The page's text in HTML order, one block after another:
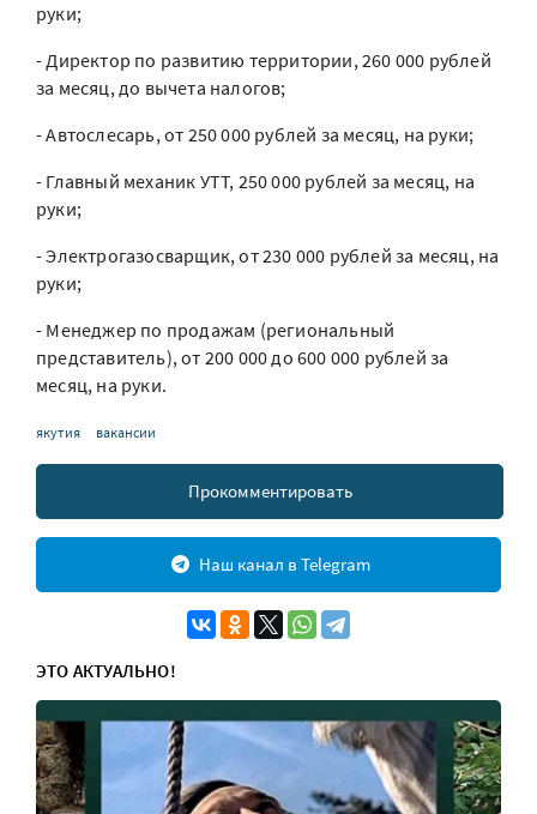
руки;
- Директор по развитию территории, 260 000 рублей
за месяц, до вычета налогов;
- Автослесарь, от 250 000 рублей за месяц, на руки;
- Главный механик УТТ, 250 000 рублей за месяц, на
руки;
- Электрогазосварщик, от 230 000 рублей за месяц, на
руки;
- Менеджер по продажам (региональный
представитель), от 200 000 до 600 000 рублей за
месяц, на руки.
якутия вакансии
Прокомментировать
Наш канал в Telegram
ЭТО АКТУАЛЬНО!